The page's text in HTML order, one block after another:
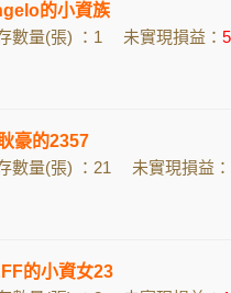
的小資族
數量(張) ：1
未實現損益：
豪的2357
數量(張) ：21
未實現損益：
的小資女23